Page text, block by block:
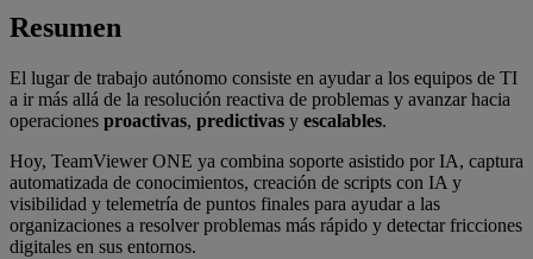
Resumen
El lugar de trabajo autónomo consiste en ayudar a los equipos de TI
a ir más allá de la resolución reactiva de problemas y avanzar hacia
operaciones proactivas, predictivas y escalables.
Hoy, TeamViewer ONE ya combina soporte asistido por IA, captura
automatizada de conocimientos, creación de scripts con IA y
visibilidad y telemetría de puntos finales para ayudar a las
organizaciones a resolver problemas más rápido y detectar fricciones
digitales en sus entornos.